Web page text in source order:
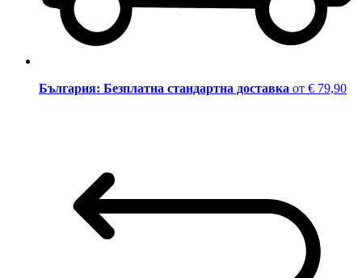
България: Безплатна стандартна доставка от € 79,90